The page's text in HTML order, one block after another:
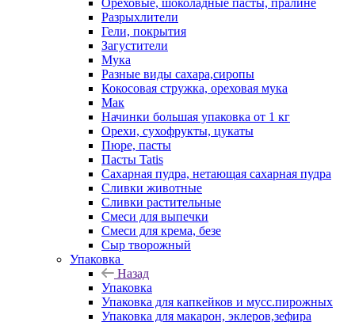
Ореховые, шоколадные пасты, пралине
Разрыхлители
Гели, покрытия
Загустители
Мука
Разные виды сахара,сиропы
Кокосовая стружка, ореховая мука
Мак
Начинки большая упаковка от 1 кг
Орехи, сухофрукты, цукаты
Пюре, пасты
Пасты Tatis
Сахарная пудра, нетающая сахарная пудра
Сливки животные
Сливки растительные
Смеси для выпечки
Смеси для крема, безе
Сыр творожный
Упаковка
Назад
Упаковка
Упаковка для капкейков и мусс.пирожных
Упаковка для макарон, эклеров,зефира